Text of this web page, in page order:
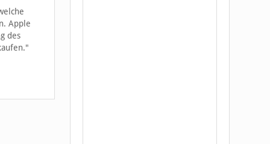
Apple
des